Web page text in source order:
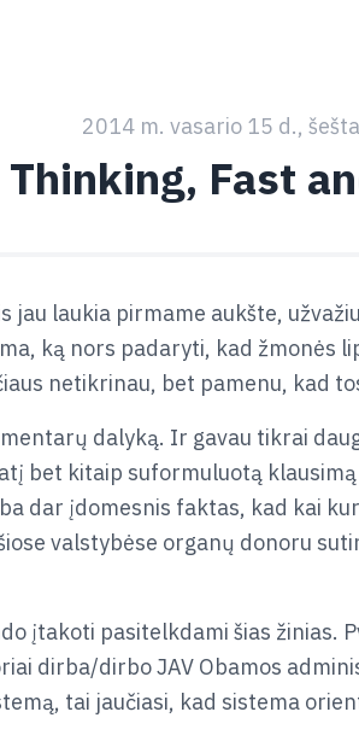
2014 m. vasario 15 d.,
Thinking, Fast
laukia pirmame aukšte,
ką nors padaryti, kad
netikrinau, bet pamenu, kad
dalyką. Ir gavau tikrai
bet kitaip suformuluotą
dar įdomesnis faktas, kad kai
valstybėse organų donoru
įtakoti pasitelkdami šias žinias.
dirba/dirbo JAV Obamos
tai jaučiasi, kad sistema